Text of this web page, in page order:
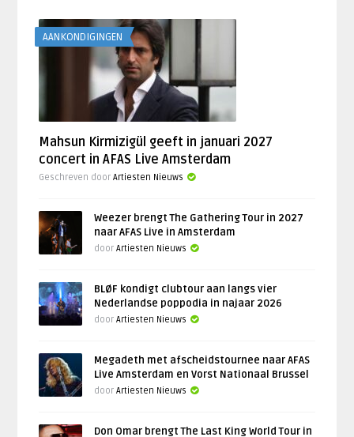
AANKONDIGINGEN
Mahsun Kirmizigül geeft in januari 2027
concert in AFAS Live Amsterdam
Geschreven doorArtiesten Nieuws
Weezer brengt The Gathering Tour in 2027
naar AFAS Live in Amsterdam
doorArtiesten Nieuws
BLØF kondigt clubtour aan langs vier
Nederlandse poppodia in najaar 2026
doorArtiesten Nieuws
Megadeth met afscheidstournee naar AFAS
Live Amsterdam en Vorst Nationaal Brussel
doorArtiesten Nieuws
Don Omar brengt The Last King World Tour in